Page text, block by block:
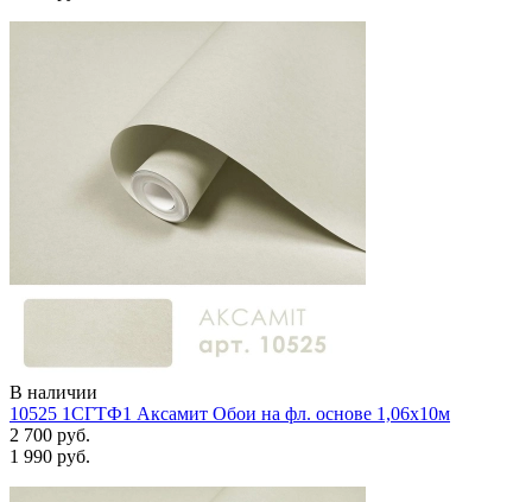
В наличии
10525 1СГТФ1 Аксамит Обои на фл. основе 1,06х10м
2 700 руб.
1 990 руб.